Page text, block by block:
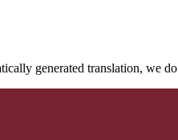
generated translation, we